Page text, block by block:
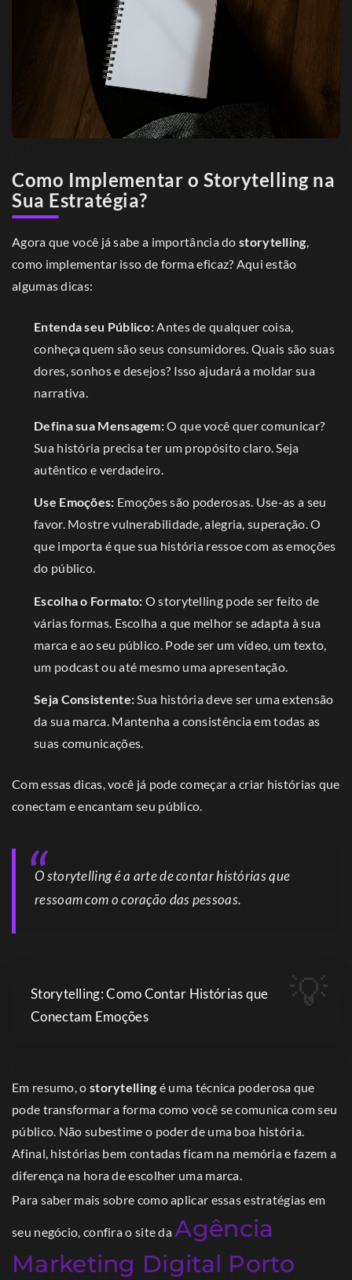
Como Implementar o Storytelling na
Sua Estratégia?
Agora que você já sabe a importância do storytelling,
como implementar isso de forma eficaz? Aqui estão
algumas dicas:
Entenda seu Público:Antes de qualquer coisa,
conheça quem são seus consumidores. Quais são suas
dores, sonhos e desejos? Isso ajudará a moldar sua
narrativa.
Defina sua Mensagem:O que você quer comunicar?
Sua história precisa ter um propósito claro. Seja
autêntico e verdadeiro.
Use Emoções: Emoções são poderosas. Use-as a seu
favor. Mostre vulnerabilidade, alegria, superação. O
que importa é que sua história ressoe com as emoções
do público.
Escolha o Formato: O storytelling pode ser feito de
várias formas. Escolha a que melhor se adapta à sua
marca e ao seu público. Pode ser um vídeo, um texto,
um podcast ou até mesmo uma apresentação.
Seja Consistente:Sua história deve ser uma extensão
da sua marca. Mantenha a consistência em todas as
suas comunicações.
Com essas dicas, você já pode começar a criar histórias que
conectam e encantam seu público.
O storytelling é a arte de contar histórias que
ressoam com o coração das pessoas.
Storytelling: Como Contar Histórias que
Conectam Emoções
Em resumo, o storytelling é uma técnica poderosa que
pode transformar a forma como você se comunica com seu
público. Não subestime o poder de uma boa história.
Afinal, histórias bem contadas ficam na memória e fazem a
diferença na hora de escolher uma marca.
Para saber mais sobre como aplicar essas estratégias em
seu negócio, confira o site daAgência
Marketing Digital Porto